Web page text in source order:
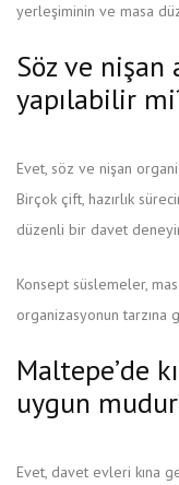
yerleşiminin ve masa
Söz ve nişan
yapılabilir
Evet, söz ve nişan
Birçok çift, hazırlık
düzenli bir davet
Konsept süslemeler,
organizasyonun tarzına
Maltepe’de
uygun
Evet, davet evleri kına